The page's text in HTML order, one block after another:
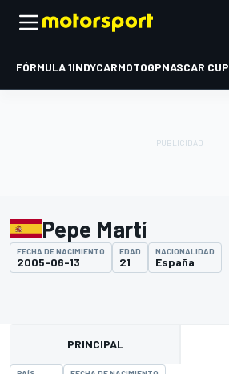
FÓRMULA 1INDYCARMOTOGPNASCAR CUP
Pepe Martí
FECHA DE NACIMIENTO
2005-06-13
EDAD
21
NACIONALIDAD
España
PRINCIPAL